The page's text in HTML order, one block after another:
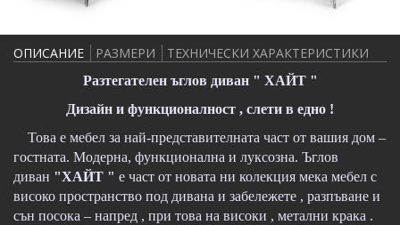
ОПИСАНИЕ РАЗМЕРИ ТЕХНИЧЕСКИ ХАРАКТЕРИСТИКИ
Разтегателен ъглов диван " ХАЙТ "
Дизайн и функционалност , слети в едно !
Това е мебел за най-представителната част от вашия дом –
гостната. Модерна, функционална и луксозна. Ъглов
диван "ХАЙТ " е част от новата ни колекция мека мебел с
високо пространство под дивана и забележете , разпъване и
сън посока – напред , при това на високи , метални крака .